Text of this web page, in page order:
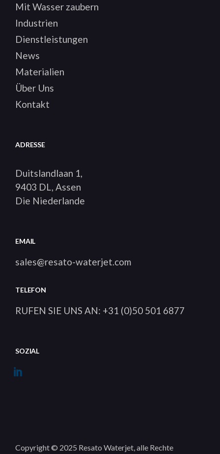
Mit Wasser zaubern
Industrien
Dienstleistungen
News
Materialien
Über Uns
Kontakt
ADRESSE
Duitslandlaan 1,
9403 DL, Assen
Die Niederlande
EMAIL
sales@resato-waterjet.com
TELEFON
RUFEN SIE UNS AN: +31 (0)50 501 6877
SOZIAL
Copyright © 2025 Resato Waterjet, alle Rechte